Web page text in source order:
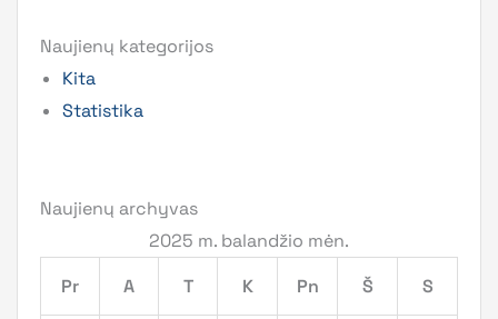
Naujienų kategorijos
Kita
Statistika
Naujienų archyvas
2025 m. balandžio mėn.
Pr
A T K Pn Š S